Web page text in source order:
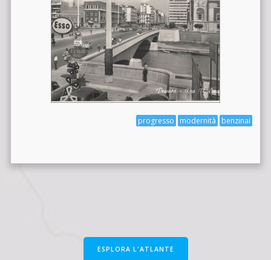
benzinai
modernità
progresso
ESPLORA L'ATLANTE